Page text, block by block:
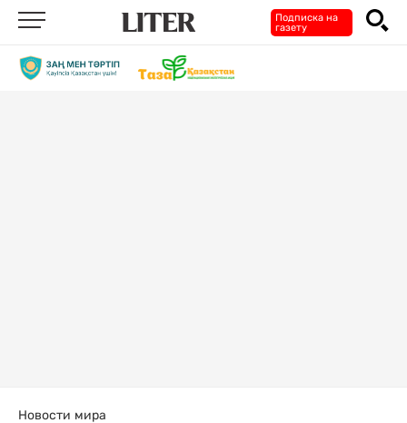
Подписка на
газету
Новости мира